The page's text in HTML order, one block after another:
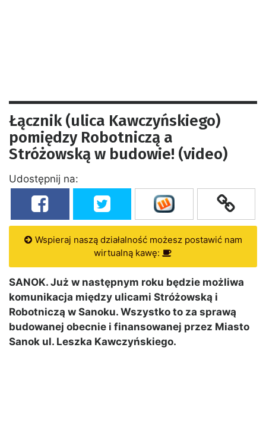
Łącznik (ulica Kawczyńskiego)
pomiędzy Robotniczą a
Stróżowską w budowie! (video)
Udostępnij na:
Wspieraj naszą działalność możesz postawić nam
wirtualną kawę:
SANOK. Już w następnym roku będzie możliwa
komunikacja między ulicami Stróżowską i
Robotniczą w Sanoku. Wszystko to za sprawą
budowanej obecnie i finansowanej przez Miasto
Sanok ul. Leszka Kawczyńskiego.